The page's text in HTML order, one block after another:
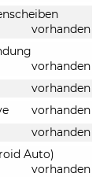
vorhanden
vorhanden
vorhanden
vorhanden
vorhanden
Auto)
vorhanden